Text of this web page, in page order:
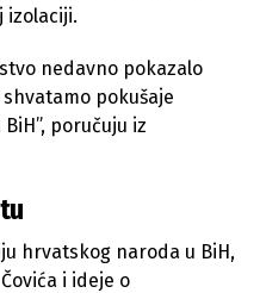
izolaciji.
nedavno pokazalo
pokušaje
poručuju iz
hrvatskog naroda u BiH,
i ideje o